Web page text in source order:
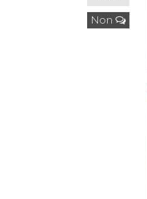
Non